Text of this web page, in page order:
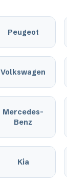
Peugeot
Volkswagen
Mercedes-
Benz
Kia